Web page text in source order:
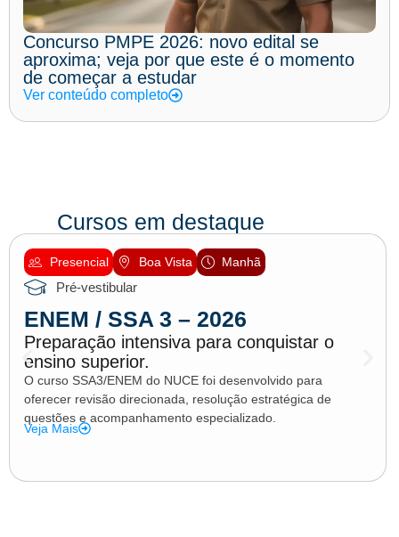
Concurso PMPE 2026: novo edital se
aproxima; veja por que este é o momento
de começar a estudar
Ver conteúdo completo
Cursos em destaque
Presencial Boa Vista Manhã
Pré-vestibular
ENEM / SSA 3 – 2026
Preparação intensiva para conquistar o
ensino superior.
O curso SSA3/ENEM do NUCE foi desenvolvido para
oferecer revisão direcionada, resolução estratégica de
questões e acompanhamento especializado.
Veja Mais